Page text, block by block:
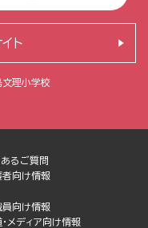
文理小学校
ト
あるご質問
者向け情報
員向け情報
メディア向け情報